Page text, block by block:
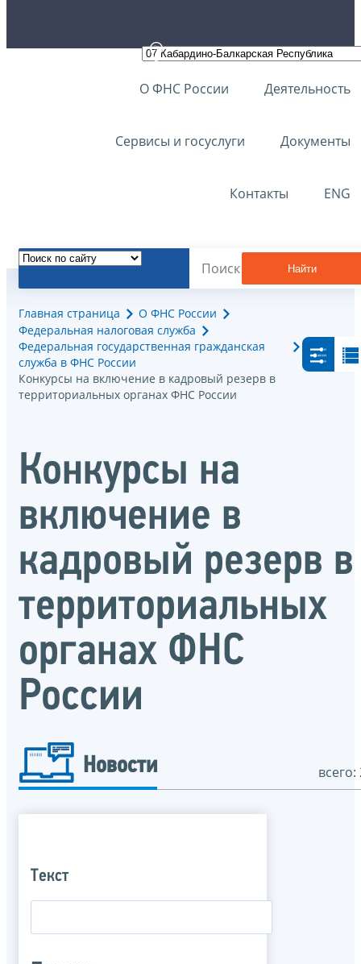
О ФНС России Деятельность
Сервисы и госуслуги Документы
Контакты ENG
Найти
Главная страница
О ФНС России
Федеральная налоговая служба
Федеральная государственная гражданская
служба в ФНС России
Конкурсы на включение в кадровый резерв в
территориальных органах ФНС России
Конкурсы на
включение в
кадровый резерв в
территориальных
органах ФНС
России
Новости всего:
Текст